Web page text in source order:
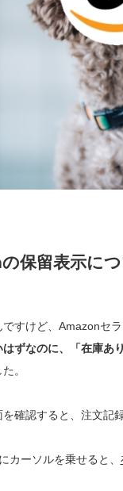
保留表示に
すけど、Amazonセ
ずなのに、「在庫あ
。
確認すると、注文記
カーソルを乗せると、